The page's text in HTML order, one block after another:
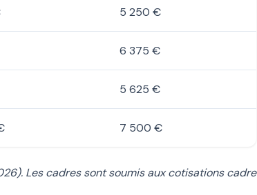
5 250 €
6 375 €
5 625 €
7 500 €
Les cadres sont soumis aux cotisations cadre